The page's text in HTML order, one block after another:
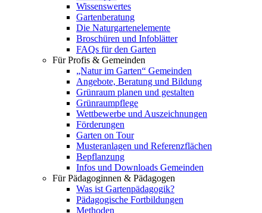
Wissenswertes
Gartenberatung
Die Naturgartenelemente
Broschüren und Infoblätter
FAQs für den Garten
Für Profis & Gemeinden
„Natur im Garten“ Gemeinden
Angebote, Beratung und Bildung
Grünraum planen und gestalten
Grünraumpflege
Wettbewerbe und Auszeichnungen
Förderungen
Garten on Tour
Musteranlagen und Referenzflächen
Bepflanzung
Infos und Downloads Gemeinden
Für Pädagoginnen & Pädagogen
Was ist Gartenpädagogik?
Pädagogische Fortbildungen
Methoden